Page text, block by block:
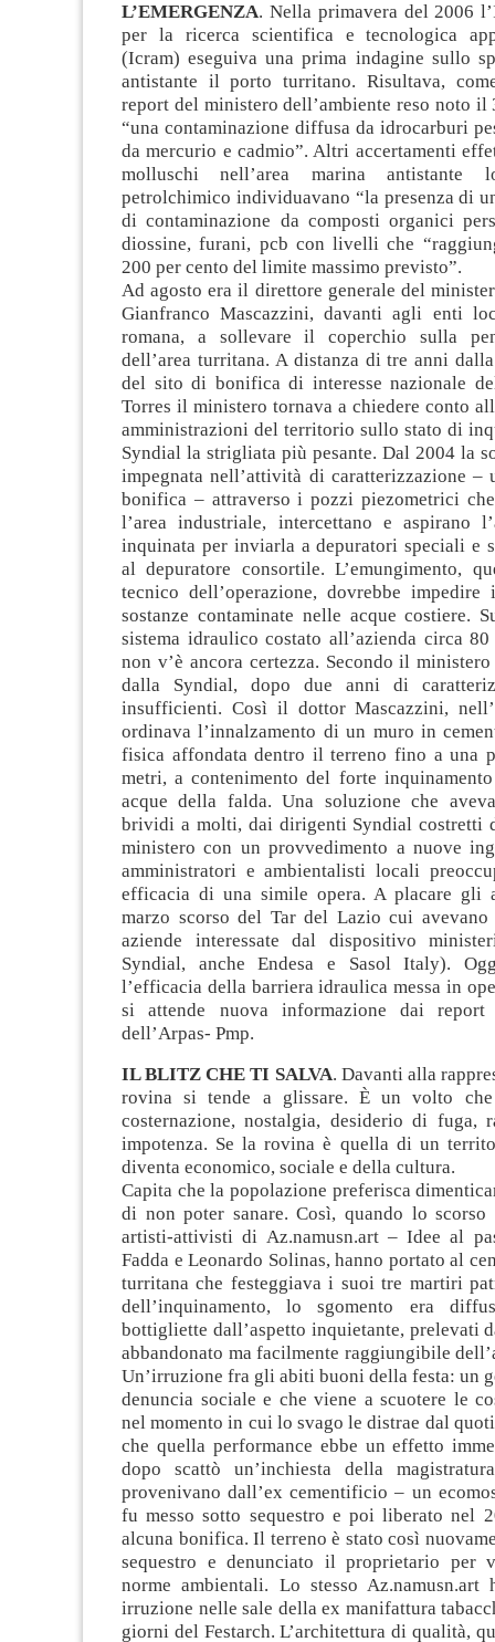
L’EMERGENZA. Nella primavera del 2006
per la ricerca scientifica e tecnologica
(Icram) eseguiva una prima indagine sullo
antistante il porto turritano. Risultava,
report del ministero dell’ambiente reso noto il
“una contaminazione diffusa da idrocarburi
da mercurio e cadmio”. Altri accertamenti
molluschi nell’area marina antistante
petrolchimico individuavano “la presenza di
di contaminazione da composti organici
diossine, furani, pcb con livelli che
200 per cento del limite massimo previsto”.
Ad agosto era il direttore generale del
Gianfranco Mascazzini, davanti agli enti
romana, a sollevare il coperchio sulla
dell’area turritana. A distanza di tre anni
del sito di bonifica di interesse nazionale
Torres il ministero tornava a chiedere conto
amministrazioni del territorio sullo stato di
Syndial la strigliata più pesante. Dal 2004 la
impegnata nell’attività di caratterizzazione –
bonifica – attraverso i pozzi piezometrici
l’area industriale, intercettano e aspirano
inquinata per inviarla a depuratori speciali e
al depuratore consortile. L’emungimento,
tecnico dell’operazione, dovrebbe
sostanze contaminate nelle acque costiere.
sistema idraulico costato all’azienda circa
non v’è ancora certezza. Secondo il
dalla Syndial, dopo due anni di
insufficienti. Così il dottor Mascazzini,
ordinava l’innalzamento di un muro in
fisica affondata dentro il terreno fino a una
metri, a contenimento del forte
acque della falda. Una soluzione che
brividi a molti, dai dirigenti Syndial costretti
ministero con un provvedimento a nuove
amministratori e ambientalisti locali
efficacia di una simile opera. A placare gli
marzo scorso del Tar del Lazio cui
aziende interessate dal dispositivo
Syndial, anche Endesa e Sasol Italy).
l’efficacia della barriera idraulica messa in
si attende nuova informazione dai report
dell’Arpas- Pmp.
IL BLITZ CHE TI SALVA. Davanti alla
rovina si tende a glissare. È un volto che
costernazione, nostalgia, desiderio di fuga,
impotenza. Se la rovina è quella di un
diventa economico, sociale e della cultura.
Capita che la popolazione preferisca
di non poter sanare. Così, quando lo scorso
artisti-attivisti di Az.namusn.art – Idee al
Fadda e Leonardo Solinas, hanno portato al
turritana che festeggiava i suoi tre martiri
dell’inquinamento, lo sgomento era
bottigliette dall’aspetto inquietante, prelevati
abbandonato ma facilmente raggiungibile
Un’irruzione fra gli abiti buoni della festa: un
denuncia sociale e che viene a scuotere le
nel momento in cui lo svago le distrae dal
che quella performance ebbe un effetto
dopo scattò un’inchiesta della
provenivano dall’ex cementificio – un
fu messo sotto sequestro e poi liberato nel
alcuna bonifica. Il terreno è stato così
sequestro e denunciato il proprietario per
norme ambientali. Lo stesso Az.namusn.art
irruzione nelle sale della ex manifattura
giorni del Festarch. L’architettura di qualità,